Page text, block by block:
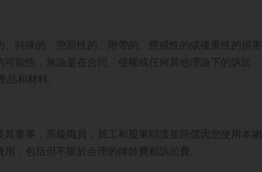
特殊的、懲罰性的、附帶的、懲戒性的或後果性的損害
能性，無論是在合同、侵權或任何其他理論下的訴訟
和材料。
董事，高級職員，員工和股東辯護並賠償因您使用本網
，包括但不限於合理的律師費和訴訟費。